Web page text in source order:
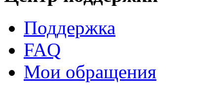
Поддержка
FAQ
Мои обращения